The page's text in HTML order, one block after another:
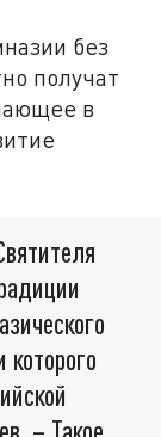
без
получат
в
– Такое